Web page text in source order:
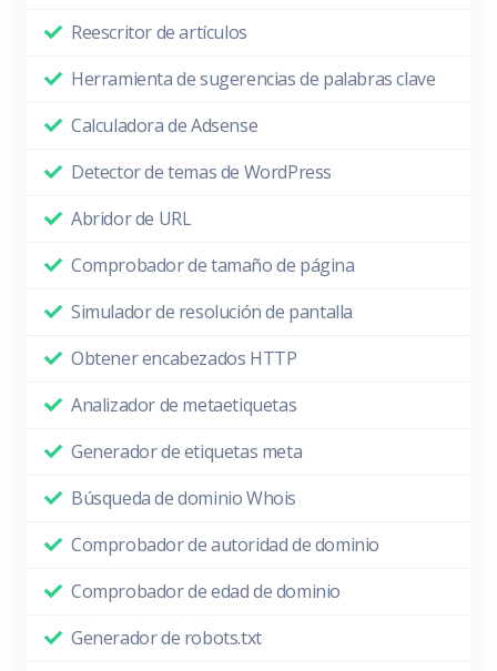
Reescritor de artículos
Herramienta de sugerencias de palabras clave
Calculadora de Adsense
Detector de temas de WordPress
Abridor de URL
Comprobador de tamaño de página
Simulador de resolución de pantalla
Obtener encabezados HTTP
Analizador de metaetiquetas
Generador de etiquetas meta
Búsqueda de dominio Whois
Comprobador de autoridad de dominio
Comprobador de edad de dominio
Generador de robots.txt